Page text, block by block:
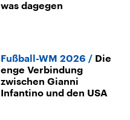
was dagegen
Fußball-WM 2026
Die
enge Verbindung
zwischen Gianni
Infantino und den USA